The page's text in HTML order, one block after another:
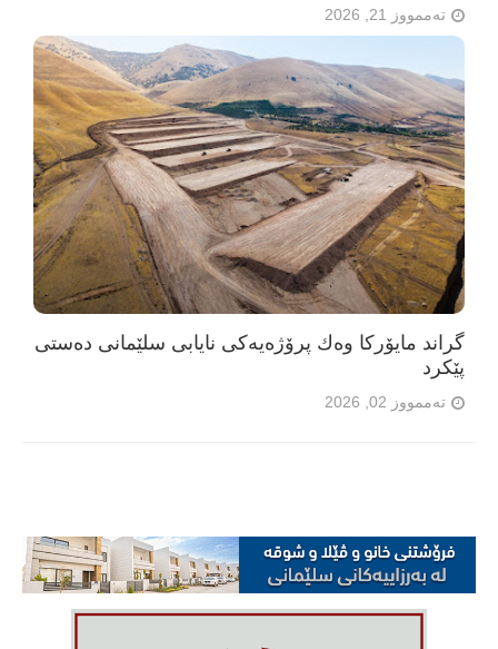
تەممووز 21, 2026
گراند مایۆرکا وەك پرۆژەیەکی نایابی سلێمانی دەستی
پێکرد
تەممووز 02, 2026